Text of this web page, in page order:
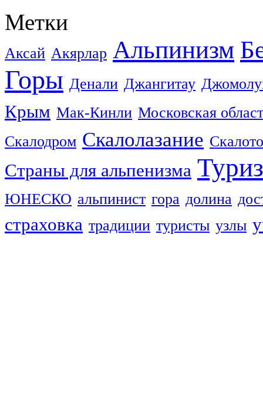
Метки
Аксай Акярлар Альпинизм
Горы Денали Джангитау
Крым Мак-Кинли Московская
Скалодром Скалолазание
Страны для альпенизма
ЮНЕСКО альпинист гора долина
страховка традиции туристы узлы